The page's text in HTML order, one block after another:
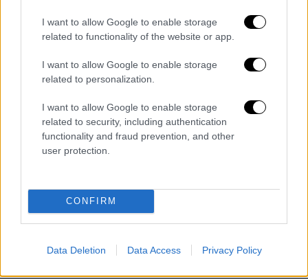
I want to allow Google to enable storage
related to functionality of the website or app.
I want to allow Google to enable storage
related to personalization.
I want to allow Google to enable storage
related to security, including authentication
functionality and fraud prevention, and other
user protection.
CONFIRM
Data Deletion Data Access Privacy Policy
δημιουργοί του περιγράφουν την εμφάνισή
του σαν ένα «φαντασματικό αποτύπωμα»